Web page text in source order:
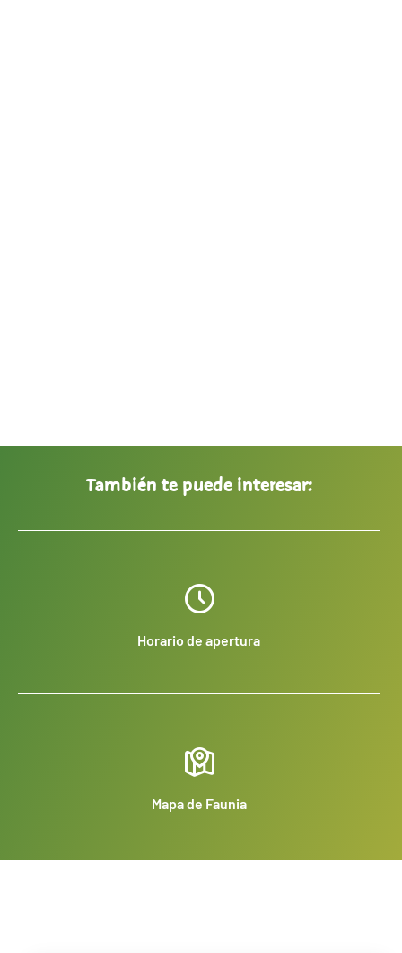
También te puede interesar:
Horario de apertura
Mapa de Faunia